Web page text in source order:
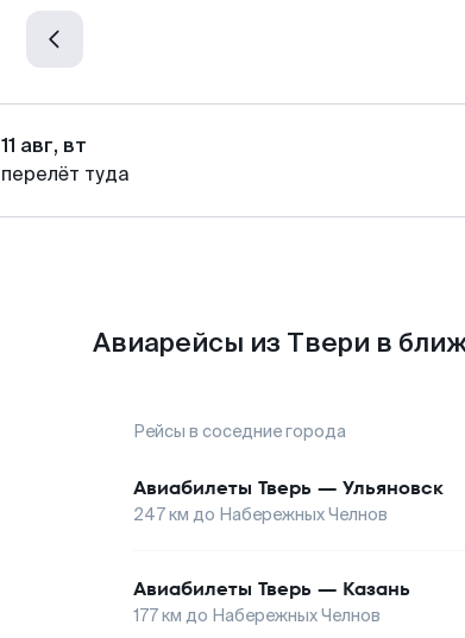
11 авг, вт
перелёт туда
Авиарейсы из Твери в
Рейсы в соседние города
Авиабилеты Тверь — Ульяновск
247км до Набережных Челнов
Авиабилеты Тверь — Казань
177км до Набережных Челнов